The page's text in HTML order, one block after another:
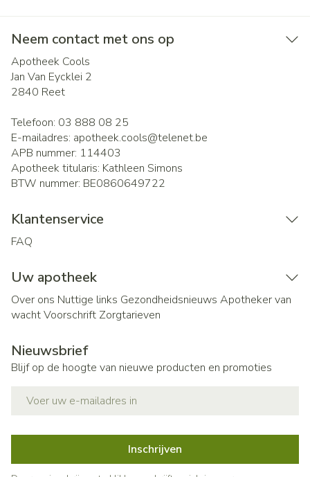
Neem contact met ons op
Apotheek Cools
Jan Van Eycklei 2
2840 Reet
Telefoon: 03 888 08 25
E-mailadres: apotheek.cools@telenet.be
APB nummer: 114403
Apotheek titularis: Kathleen Simons
BTW nummer: BE0860649722
Klantenservice
FAQ
Uw apotheek
Over ons Nuttige links Gezondheidsnieuws Apotheker van
wachtVoorschrift Zorgtarieven
Nieuwsbrief
Blijf op de hoogte van nieuwe producten en promoties
Inschrijven